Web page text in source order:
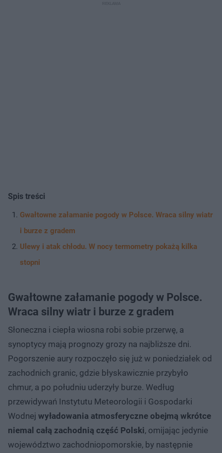
Spis treści
Gwałtowne załamanie pogody w Polsce. Wraca silny wiatr
i burze z gradem
Ulewy i atak chłodu. W nocy termometry pokażą kilka
stopni
Gwałtowne załamanie pogody w Polsce.
Wraca silny wiatr i burze z gradem
Słoneczna i ciepła wiosna robi sobie przerwę, a
synoptycy mają prognozy grozy na najbliższe dni.
Pogorszenie aury rozpoczęło się już w poniedziałek od
zachodnich granic, gdzie błyskawicznie przybyło
chmur, a po południu uderzyły burze. Według
przewidywań Instytutu Meteorologii i Gospodarki
Wodnej wyładowania atmosferyczne obejmą wkrótce
niemal całą zachodnią część Polski, omijając jedynie
województwo zachodniopomorskie, by następnie